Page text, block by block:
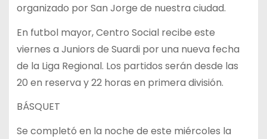
organizado por San Jorge de nuestra ciudad.
En futbol mayor, Centro Social recibe este
viernes a Juniors de Suardi por una nueva fecha
de la Liga Regional. Los partidos serán desde las
20 en reserva y 22 horas en primera división.
BÁSQUET
Se completó en la noche de este miércoles la